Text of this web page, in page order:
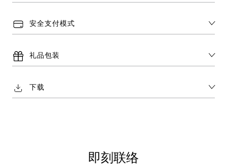
安全支付模式
礼品包装
下载
即刻联络